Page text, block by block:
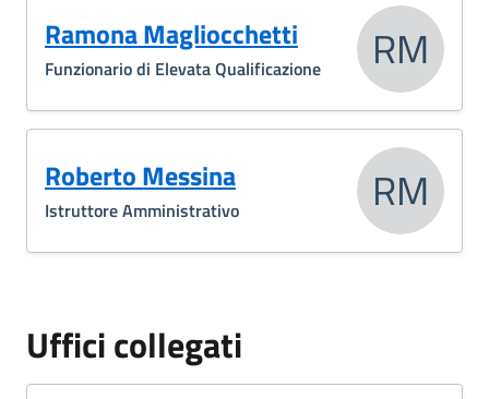
Ramona Magliocchetti
Funzionario di Elevata Qualificazione RM
Roberto Messina
Istruttore Amministrativo RM
Uffici collegati